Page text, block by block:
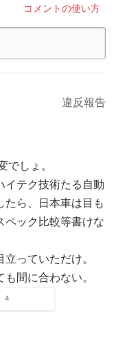
コメントの使い方
違反報告
しょ。
イテク技術たる自動
たら、日本車は目も
ペック比較等書けな
っていただけ。
間に合わない。
4